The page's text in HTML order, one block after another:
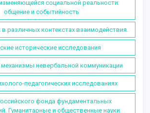
социальной реальности:
общение и событийность
различных контекстах взаимодействия.
исторические исследования
невербальной коммуникации
педагогических исследованиях
фонда фундаментальных
Гуманитарные и общественные науки